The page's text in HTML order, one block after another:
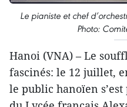
Le pianiste et chef
Photo:
Hanoi (VNA) – Le
fascinés: le 12 juillet,
le public hanoïen